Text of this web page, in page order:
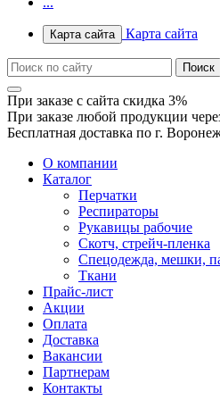
Карта сайта Карта сайта
При заказе с сайта скидка 3%
При заказе любой продукции
Бесплатная доставка по г.
О компании
Каталог
Перчатки
Респираторы
Рукавицы рабочие
Скотч, стрейч-пленка
Спецодежда, мешки,
Ткани
Прайс-лист
Акции
Оплата
Доставка
Вакансии
Партнерам
Контакты